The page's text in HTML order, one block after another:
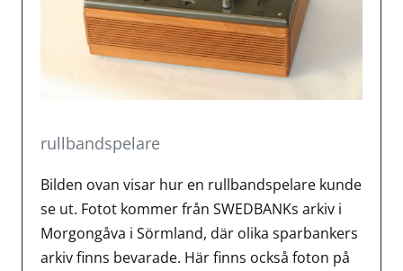
rullbandspelare
Bilden ovan visar hur en rullbandspelare kunde
se ut. Fotot kommer från SWEDBANKs arkiv i
Morgongåva i Sörmland, där olika sparbankers
arkiv finns bevarade. Här finns också foton på